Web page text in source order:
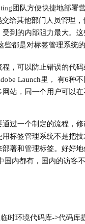
团队方便快捷地部署
给其他部门人员管理
到的内部阻力最大。
都是对标签管理系统的
，可以防止错误的代
Launch里， 有6种
站，同一个用户可以在
过一个制定的流程，
标签管理系统不是把
署和管理标签。好好
国内都有，国内的访客
时环境代码库->代码库